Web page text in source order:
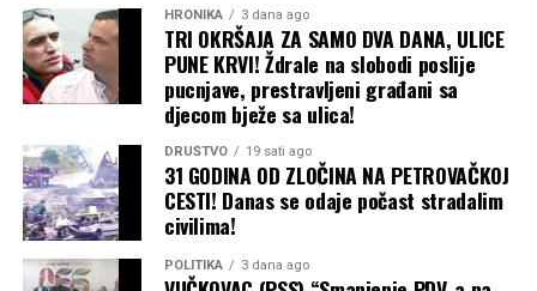
HRONIKA 3 dana ago
TRI OKRŠAJA ZA SAMO DVA DANA, ULICE
PUNE KRVI! Ždrale na slobodi poslije
pucnjave, prestravljeni građani sa
djecom bježe sa ulica!
DRUŠTVO 19 sati ago
31 GODINA OD ZLOČINA NA PETROVAČKOJ
CESTI! Danas se odaje počast stradalim
civilima!
POLITIKA 3 dana ago